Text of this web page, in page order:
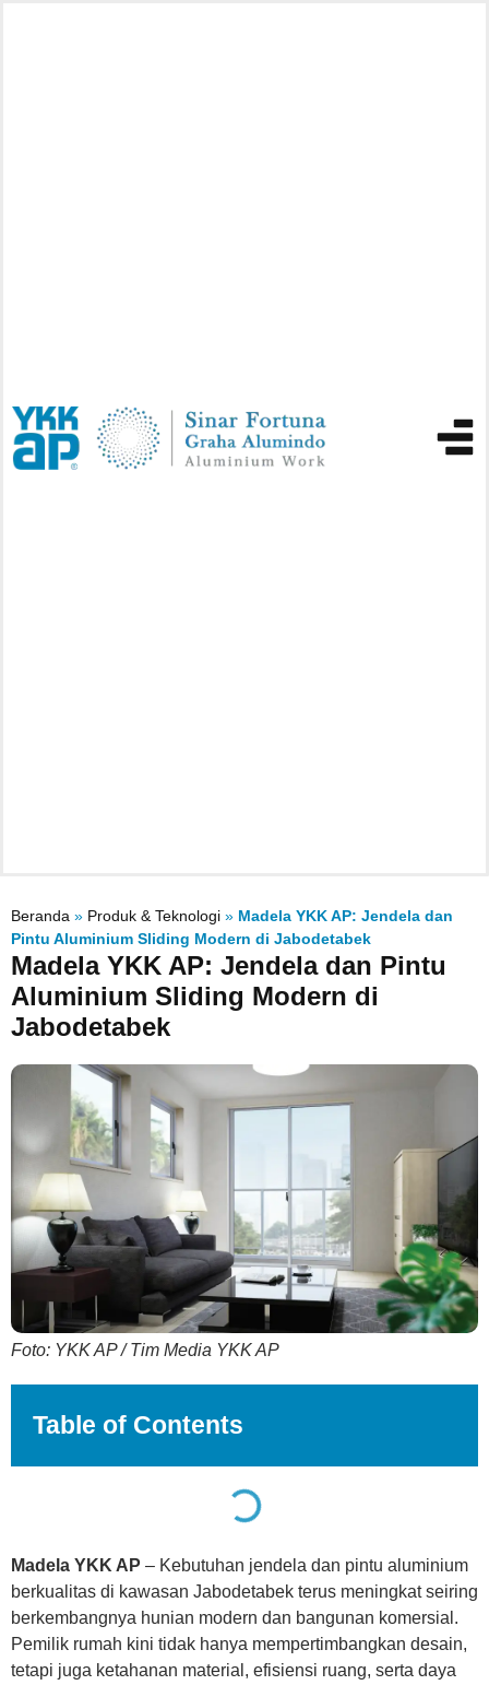
Beranda » Produk & Teknologi » Madela YKK AP: Jendela dan
Pintu Aluminium Sliding Modern di Jabodetabek
Madela YKK AP: Jendela dan Pintu
Aluminium Sliding Modern di
Jabodetabek
Foto: YKK AP / Tim Media YKK AP
Table of Contents
Madela YKK AP – Kebutuhan jendela dan pintu aluminium
berkualitas di kawasan Jabodetabek terus meningkat seiring
berkembangnya hunian modern dan bangunan komersial.
Pemilik rumah kini tidak hanya mempertimbangkan desain,
tetapi juga ketahanan material, efisiensi ruang, serta daya